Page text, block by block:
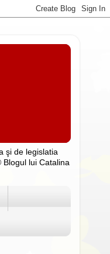
şi de legislatia
lui Catalina